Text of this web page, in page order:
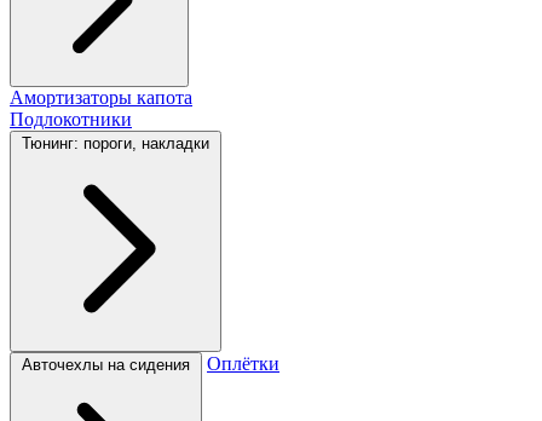
Амортизаторы капота
Подлокотники
Тюнинг: пороги, накладки
Авточехлы на сидения Оплётки